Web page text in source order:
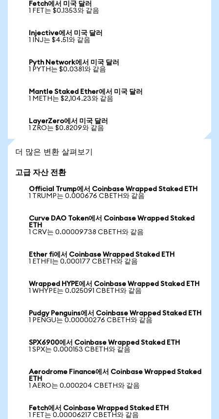
Fetch에서 미국 달러
1 FET는 $0.1353와 같음
Injective에서 미국 달러
1 INJ는 $4.51와 같음
Pyth Network에서 미국 달러
1 PYTH는 $0.0381와 같음
Mantle Staked Ether에서 미국 달러
1 METH는 $2,104.23와 같음
LayerZero에서 미국 달러
1 ZRO는 $0.8209와 같음
더 많은 변환 살펴보기
고급 자산 전환
Official Trump에서 Coinbase Wrapped Staked ETH
1 TRUMP는 0.000676 CBETH와 같음
Curve DAO Token에서 Coinbase Wrapped Staked
ETH
1 CRV는 0.00009738 CBETH와 같음
Ether fi에서 Coinbase Wrapped Staked ETH
1 ETHFI는 0.000177 CBETH와 같음
Wrapped HYPE에서 Coinbase Wrapped Staked ETH
1 WHYPE는 0.025091 CBETH와 같음
Pudgy Penguins에서 Coinbase Wrapped Staked ETH
1 PENGU는 0.00000276 CBETH와 같음
SPX6900에서 Coinbase Wrapped Staked ETH
1 SPX는 0.000153 CBETH와 같음
Aerodrome Finance에서 Coinbase Wrapped Staked
ETH
1 AERO는 0.000204 CBETH와 같음
Fetch에서 Coinbase Wrapped Staked ETH
1 FET는 0.00006217 CBETH와 같음